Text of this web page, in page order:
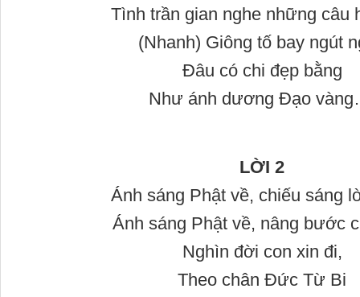
Tình trần gian nghe những câu
(Nhanh) Giông tố bay ngút
Đâu có chi đẹp bằng
Như ánh dương Đạo
LỜI 2
Ánh sáng Phật về, chiếu sáng
Ánh sáng Phật về, nâng bước
Nghìn đời con xin đi,
Theo chân Đức Từ Bi